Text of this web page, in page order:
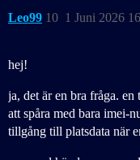
Leo99 1 Juni 2026
10
hej!
ja, det är en bra fråga.
att spåra med bara imei-
tillgång till platsdata när